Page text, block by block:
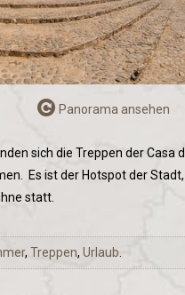
Panorama ansehen
sich die Treppen der Casa
Es ist der Hotspot der
statt.
,Treppen,Urlaub